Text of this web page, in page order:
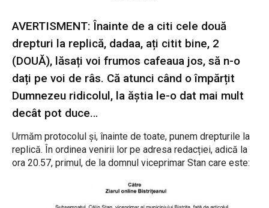
AVERTISMENT: Înainte de a citi cele două
drepturi la replică, dadaa, ați citit bine, 2
(DOUĂ), lăsați voi frumos cafeaua jos, să n-o
dați pe voi de râs. Că atunci când o împărțit
Dumnezeu ridicolul, la ăștia le-o dat mai mult
decât pot duce…
Urmăm protocolul și, înainte de toate, punem drepturile la
replică. În ordinea venirii lor pe adresa redacției, adică la
ora 20.57, primul, de la domnul viceprimar Stan care este: